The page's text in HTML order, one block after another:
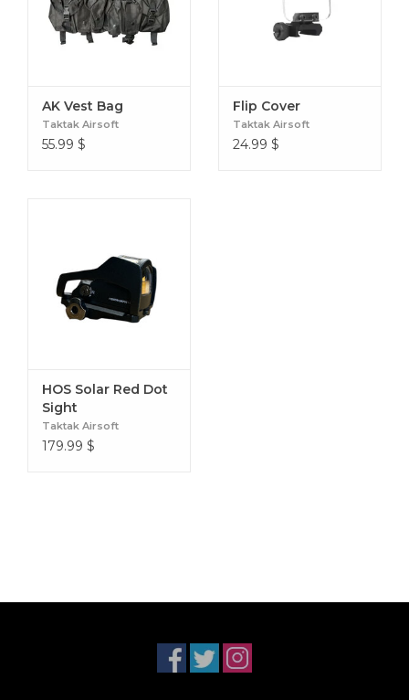
AK Vest Bag
Taktak Airsoft
55.99 $
Flip Cover
Taktak Airsoft
24.99 $
HOS Solar Red Dot
Sight
Taktak Airsoft
179.99 $